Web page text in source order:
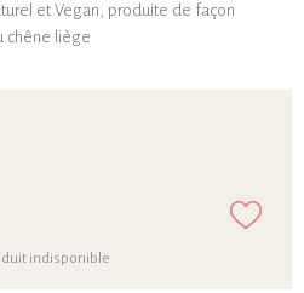
et Vegan, produite de façon
chêne liège
indisponible